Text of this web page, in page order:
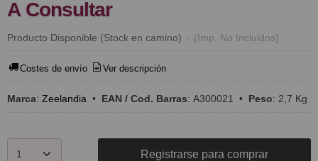
A Consultar
Producto Disponible (Stock en camino) - (Imp. No Incluidos)
Costes de envío Ver descripción
Marca: Zeelandia • EAN / Cod. Barras: A300021 • Peso: 2,7 Kg
Registrarse para comprar